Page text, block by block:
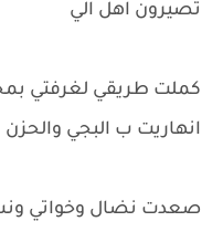
تصيرون اهل الي
كملت طريقي لغرفتي
انهاريت ب البجي والحزن
صعدت نضال وخواتي